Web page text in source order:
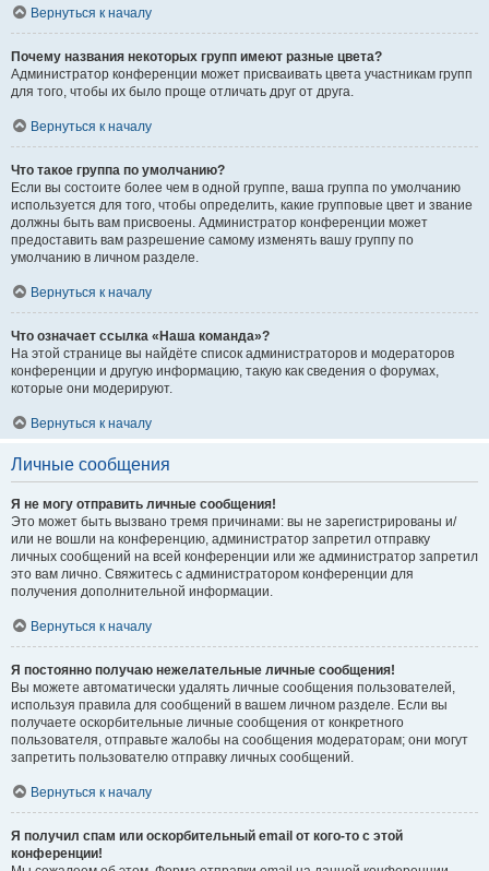
Вернуться к началу
Почему названия некоторых групп имеют разные цвета?
Администратор конференции может присваивать цвета участникам групп
для того, чтобы их было проще отличать друг от друга.
Вернуться к началу
Что такое группа по умолчанию?
Если вы состоите более чем в одной группе, ваша группа по умолчанию
используется для того, чтобы определить, какие групповые цвет и звание
должны быть вам присвоены. Администратор конференции может
предоставить вам разрешение самому изменять вашу группу по
умолчанию в личном разделе.
Вернуться к началу
Что означает ссылка «Наша команда»?
На этой странице вы найдёте список администраторов и модераторов
конференции и другую информацию, такую как сведения о форумах,
которые они модерируют.
Вернуться к началу
Личные сообщения
Я не могу отправить личные сообщения!
Это может быть вызвано тремя причинами: вы не зарегистрированы и/
или не вошли на конференцию, администратор запретил отправку
личных сообщений на всей конференции или же администратор запретил
это вам лично. Свяжитесь с администратором конференции для
получения дополнительной информации.
Вернуться к началу
Я постоянно получаю нежелательные личные сообщения!
Вы можете автоматически удалять личные сообщения пользователей,
используя правила для сообщений в вашем личном разделе. Если вы
получаете оскорбительные личные сообщения от конкретного
пользователя, отправьте жалобы на сообщения модераторам; они могут
запретить пользователю отправку личных сообщений.
Вернуться к началу
Я получил спам или оскорбительный email от кого-то с этой
конференции!